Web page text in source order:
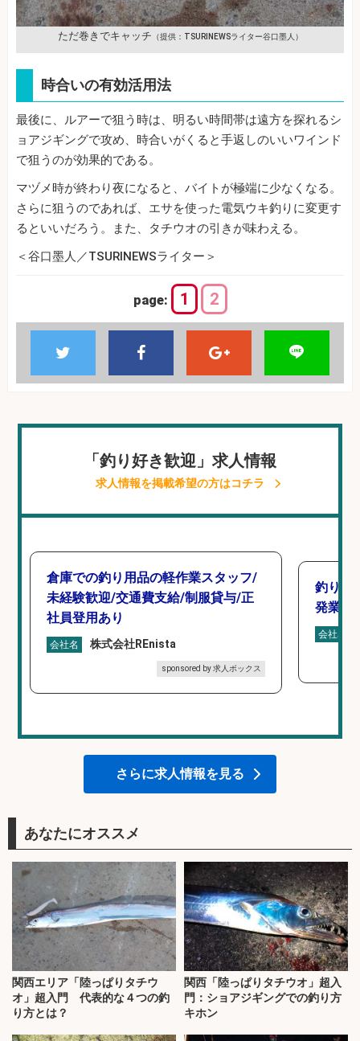
ただ巻きでキャッチ （提供：TSURINEWSライター谷口墨人）
時合いの有効活用法
最後に、ルアーで狙う時は、明るい時間帯は遠方を探れるシ
ョアジギングで攻め、時合いがくると手返しのいいワインド
で狙うのが効果的である。
マヅメ時が終わり夜になると、バイトが極端に少なくなる。
さらに狙うのであれば、エサを使った電気ウキ釣りに変更す
るといいだろう。また、タチウオの引きが味わえる。
＜谷口墨人／TSURINEWSライター＞
page: 1 2
「釣り好き歓迎」求人情報
求人情報を掲載希望の方はコチラ
倉庫での釣り用品の軽作業スタッフ/
未経験歓迎/交通費支給/制服貸与/正
社員登用あり
会社名 株式会社REnista
sponsored by 求人ボックス
釣り具
発業務
会社名
さらに求人情報を見る
あなたにオススメ
関西エリア「陸っぱりタチウ
オ」超入門 代表的な４つの釣
り方とは？
関西「陸っぱりタチウオ」超入
門：ショアジギングでの釣り方
キホン